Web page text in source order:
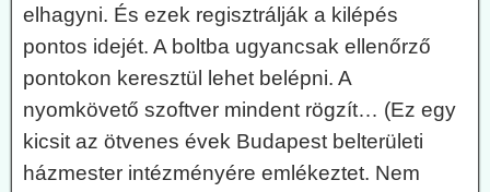
elhagyni. És ezek regisztrálják a kilépés
pontos idejét. A boltba ugyancsak ellenőrző
pontokon keresztül lehet belépni. A
nyomkövető szoftver mindent rögzít… (Ez egy
kicsit az ötvenes évek Budapest belterületi
házmester intézményére emlékeztet. Nem